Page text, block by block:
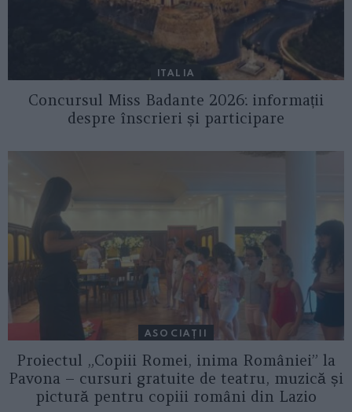
ITALIA
Concursul Miss Badante 2026: informații
despre înscrieri și participare
ASOCIAŢII
Proiectul „Copiii Romei, inima României” la
Pavona – cursuri gratuite de teatru, muzică și
pictură pentru copiii români din Lazio